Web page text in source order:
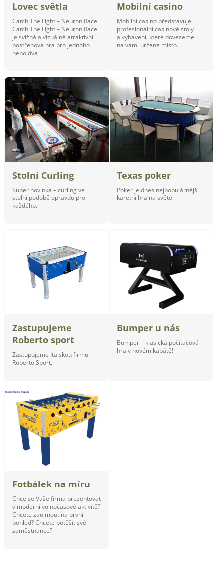
Lovec světla
Catch The Light – Neuron Race
Catch The Light – Neuron Race
je svižná a vizuálně atraktivní
postřehová hra pro jednoho
nebo dva
Mobilní casino
Mobilní casino představuje
profesionální casinové stoly
a vybavení, které dovezeme
na vámi určené místo.
Stolní Curling
Super novinka – curling ve
stolní podobě opravdu pro
každého.
Texas poker
Poker je dnes nejpopulárnější
karetní hra na světě
Zastupujeme
Roberto sport
Zastupujeme Italskou firmu
Roberto Sport.
Bumper u nás
Bumper – klasická počítačová
hra v novém kabátě!
Fotbálek na míru
Chce se Vaše firma prezentovat
v moderní volnočasové aktivitě?
Chcete zaujmout na první
pohled? Chcete potěšit své
zaměstnance?